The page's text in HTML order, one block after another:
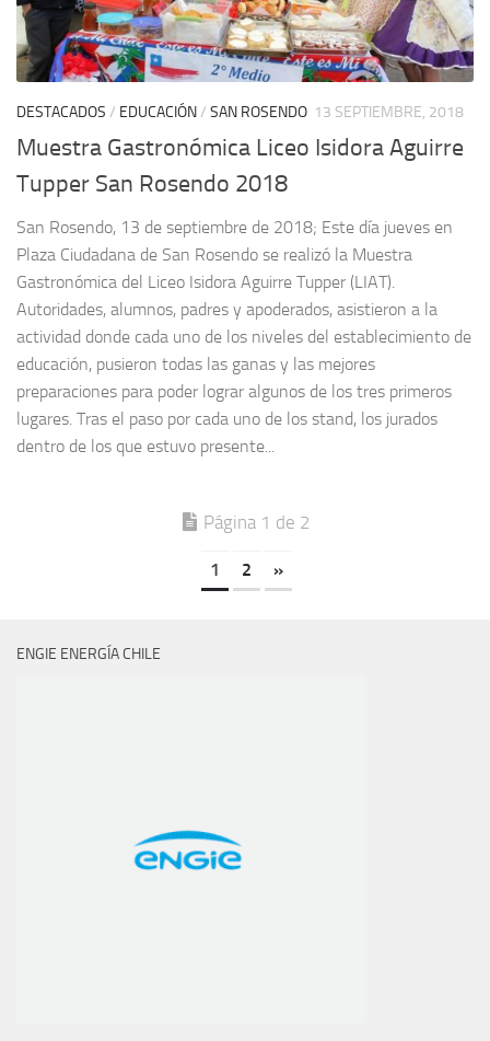
DESTACADOS / EDUCACIÓN/ SAN ROSENDO 13 SEPTIEMBRE, 2018
Muestra Gastronómica Liceo Isidora Aguirre
Tupper San Rosendo 2018
San Rosendo, 13 de septiembre de 2018; Este día jueves en
Plaza Ciudadana de San Rosendo se realizó la Muestra
Gastronómica del Liceo Isidora Aguirre Tupper (LIAT).
Autoridades, alumnos, padres y apoderados, asistieron a la
actividad donde cada uno de los niveles del establecimiento de
educación, pusieron todas las ganas y las mejores
preparaciones para poder lograr algunos de los tres primeros
lugares. Tras el paso por cada uno de los stand, los jurados
dentro de los que estuvo presente...
Página 1 de 2
1 2 »
ENGIE ENERGÍA CHILE